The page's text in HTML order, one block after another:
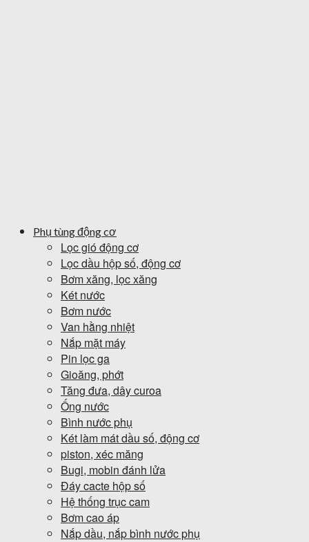
Phụ tùng động cơ
Lọc gió động cơ
Lọc dầu hộp số, động cơ
Bơm xăng, lọc xăng
Két nước
Bơm nước
Van hằng nhiệt
Nắp mặt máy
Pin lọc ga
Gioăng, phớt
Tăng đưa, dây curoa
Ống nước
Bình nước phụ
Két làm mát dầu số, động cơ
piston, xéc măng
Bugi, mobin đánh lửa
Đáy cacte hộp số
Hệ thống trục cam
Bơm cao áp
Nắp dầu, nắp bình nước phụ